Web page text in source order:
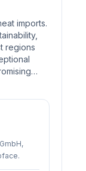
imports.
regions